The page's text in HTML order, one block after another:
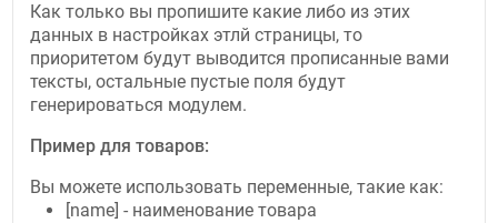
Как только вы пропишите какие либо из этих
данных в настройках этлй страницы, то
приоритетом будут выводится прописанные вами
тексты, остальные пустые поля будут
генерироваться модулем.
Пример для товаров:
Вы можете использовать переменные, такие как:
[name] - наименование товара